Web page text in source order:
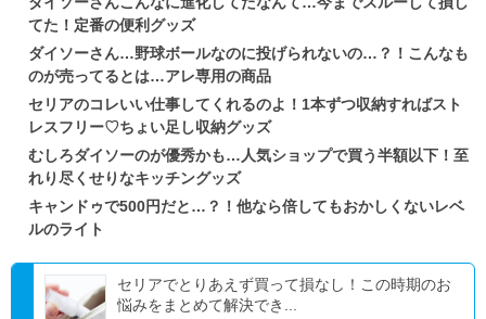
てた！定番の便利グッズ
ダイソーさん…野球ボールなのに投げられないの…？！こんなも
のが売ってるとは…アレ専用の商品
セリアのコレいい仕事してくれるのよ！1本ずつ収納すればスト
レスフリー♡ちょい足し収納グッズ
むしろダイソーのが優秀かも…人気ショップで買う半額以下！至
れり尽くせりなキッチングッズ
キャンドゥで500円だと…？！他なら倍してもおかしくないレベ
ルのライト
セリアでとりあえず買って損なし！この時期のお
悩みをまとめて解決でき...